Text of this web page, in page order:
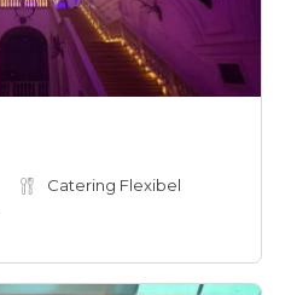
Catering Flexibel